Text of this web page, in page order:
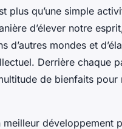
plus qu’une simple
d’élever notre
d’autres mondes et
Derrière chaque
de bienfaits pour
meilleur développement